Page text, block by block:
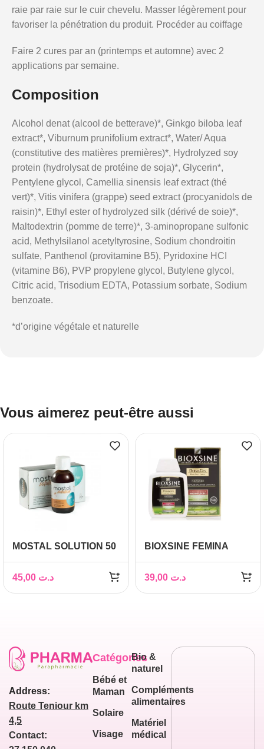
raie par raie sur le cuir chevelu. Masser légèrement pour
favoriser la pénétration du produit. Procéder au coiffage
Faire 2 cures par an (printemps et automne) avec 2
applications par semaine.
Composition
Alcohol denat (alcool de betterave)*, Ginkgo biloba leaf
extract*, Viburnum prunifolium extract*, Water/ Aqua
(constitutive des matières premières)*, Hydrolyzed soy
protein (hydrolysat de protéine de soja)*, Glycerin*,
Pentylene glycol, Camellia sinensis leaf extract (thé
vert)*, Vitis vinifera (grappe) seed extract (procyanidols de
raisin)*, Ethyl ester of hydrolyzed silk (dérivé de soie)*,
Maltodextrin (pomme de terre)*, 3-aminopropane sulfonic
acid, Methylsilanol acetyltyrosine, Sodium chondroitin
sulfate, Panthenol (provitamine B5), Pyridoxine HCI
(vitamine B6), PVP propylene glycol, Butylene glycol,
Citric acid, Trisodium EDTA, Potassium sorbate, Sodium
benzoate.
*d’origine végétale et naturelle
Vous aimerez peut-être aussi
MOSTAL SOLUTION 50
د.ت
BIOXSINE FEMINA
CHUTE CHEVEUX
GRAS 300ML
د.ت
Address:
Route Teniour km
4,5
Contact:
Catégories
Bébé et
Maman
Solaire
Visage
Bio &
naturel
Compléments
alimentaires
Matériel
médical